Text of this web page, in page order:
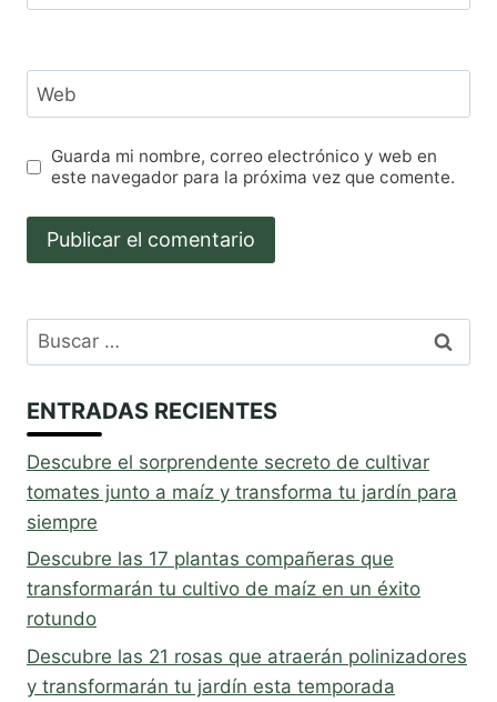
Web
Guarda mi nombre, correo electrónico y web en
este navegador para la próxima vez que comente.
Buscar:
ENTRADAS RECIENTES
Descubre el sorprendente secreto de cultivar
tomates junto a maíz y transforma tu jardín para
siempre
Descubre las 17 plantas compañeras que
transformarán tu cultivo de maíz en un éxito
rotundo
Descubre las 21 rosas que atraerán polinizadores
y transformarán tu jardín esta temporada